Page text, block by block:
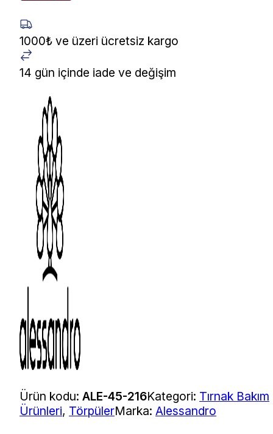
45-
216
adet
1000₺ ve üzeri ücretsiz kargo
14 gün içinde iade ve değişim
Ürün kodu: ALE-45-216Kategori: Tırnak Bakım
Ürünleri, TörpülerMarka: Alessandro